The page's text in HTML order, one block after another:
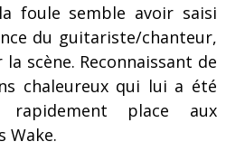
foule semble avoir saisi
du guitariste/chanteur,
scène. Reconnaissant de
chaleureux qui lui a été
rapidement place aux
Wake.